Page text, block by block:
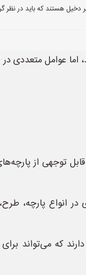
دخیل هستند که باید در نظر
عوامل متعددی
توجهی از
در انواع پارچه،
که می‌تواند